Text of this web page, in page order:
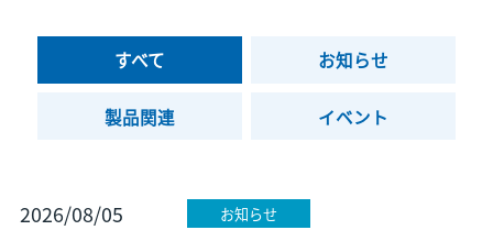
すべて お知らせ
製品関連 イベント
2026/08/05 お知らせ